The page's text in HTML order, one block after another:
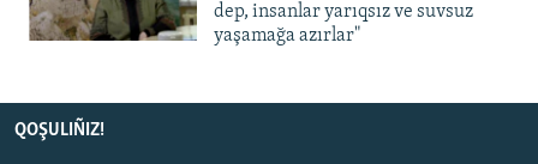
dep, insanlar yarıqsız ve suvsuz
yaşamağa azırlar"
QOŞULIÑIZ!